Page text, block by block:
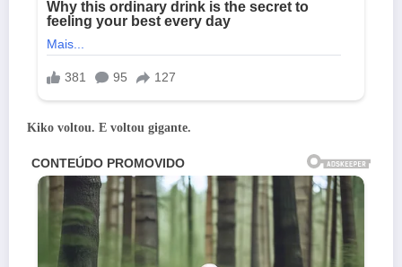
Kiko voltou. E voltou gigante.